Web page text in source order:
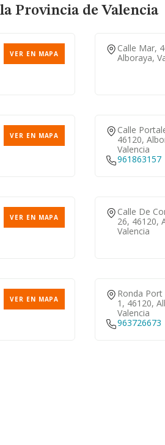
Provincia de Valencia
VER EN MAPA
Calle Mar,
Alboraya,
VER EN MAPA
Calle
46120,
Valencia
961863157
VER EN MAPA
Calle De
26, 46120,
Valencia
VER EN MAPA
Ronda
1, 46120,
Valencia
963726673